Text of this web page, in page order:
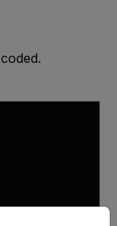
from the